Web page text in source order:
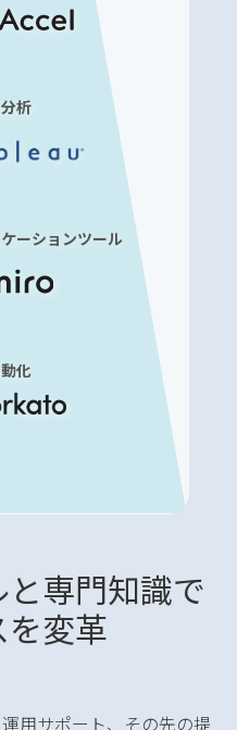
析
ーションツール
化
専門知識で
を変革
用サポート、その先の提